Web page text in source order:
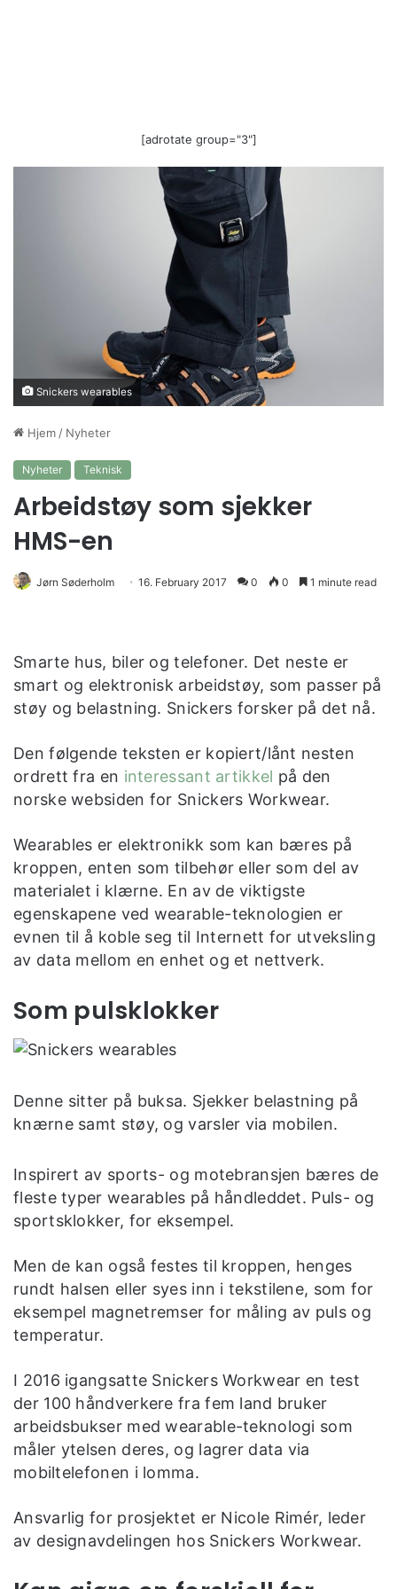
[adrotate group="3"]
Snickers wearables
Hjem / Nyheter
Nyheter Teknisk
Arbeidstøy som sjekker
HMS-en
Jørn Søderholm 16. February 2017 0 0 1 minute read
Smarte hus, biler og telefoner. Det neste er
smart og elektronisk arbeidstøy, som passer på
støy og belastning. Snickers forsker på det nå.
Den følgende teksten er kopiert/lånt nesten
ordrett fra en interessant artikkel på den
norske websiden for Snickers Workwear.
Wearables er elektronikk som kan bæres på
kroppen, enten som tilbehør eller som del av
materialet i klærne. En av de viktigste
egenskapene ved wearable-teknologien er
evnen til å koble seg til Internett for utveksling
av data mellom en enhet og et nettverk.
Som pulsklokker
Denne sitter på buksa. Sjekker belastning på
knærne samt støy, og varsler via mobilen.
Inspirert av sports- og motebransjen bæres de
fleste typer wearables på håndleddet. Puls- og
sportsklokker, for eksempel.
Men de kan også festes til kroppen, henges
rundt halsen eller syes inn i tekstilene, som for
eksempel magnetremser for måling av puls og
temperatur.
I 2016 igangsatte Snickers Workwear en test
der 100 håndverkere fra fem land bruker
arbeidsbukser med wearable-teknologi som
måler ytelsen deres, og lagrer data via
mobiltelefonen i lomma.
Ansvarlig for prosjektet er Nicole Rimér, leder
av designavdelingen hos Snickers Workwear.